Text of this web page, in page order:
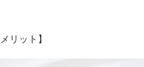
リット】